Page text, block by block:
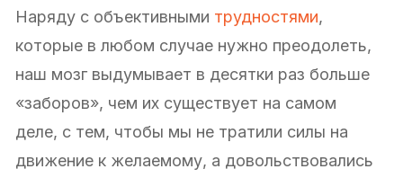
Наряду с объективными трудностями,
которые в любом случае нужно преодолеть,
наш мозг выдумывает в десятки раз больше
«заборов», чем их существует на самом
деле, с тем, чтобы мы не тратили силы на
движение к желаемому, а довольствовались